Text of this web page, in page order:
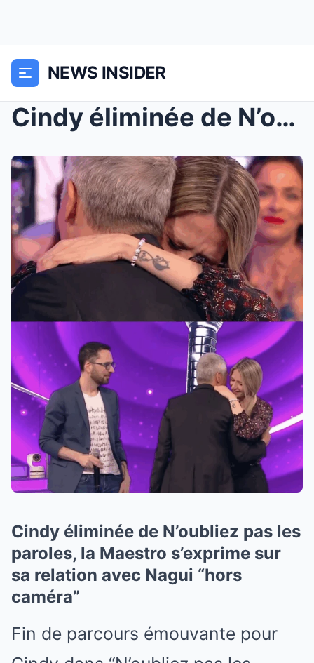
NEWS INSIDER
Cindy éliminée de N’oubliez pas les paroles,...
Cindy éliminée de N’oubliez pas les
paroles, la Maestro s’exprime sur
sa relation avec Nagui “hors
caméra”
Fin de parcours émouvante pour